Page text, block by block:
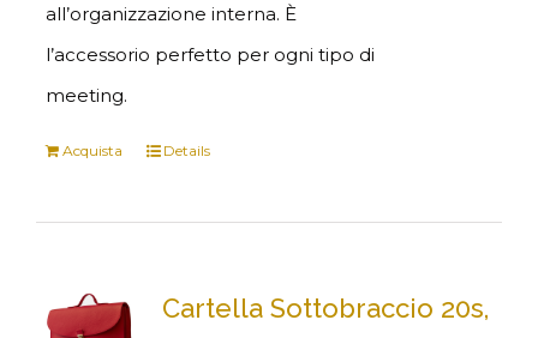
all’organizzazione interna. È
l’accessorio perfetto per ogni tipo di
meeting.
Acquista Details
Cartella Sottobraccio 20s,